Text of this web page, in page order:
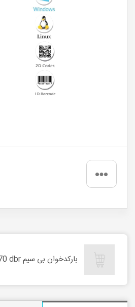
بارکدخوان بی سیم oscar os-70 dbr